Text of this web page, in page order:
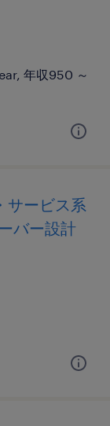
年収950 ～
サービス系
バー設計